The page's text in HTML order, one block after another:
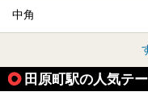
中角
田原町駅の人気テ